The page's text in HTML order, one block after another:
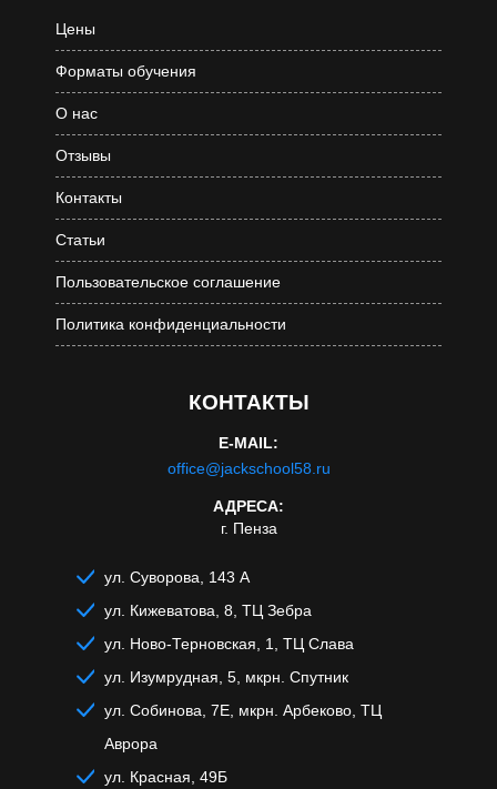
Цены
Форматы обучения
О нас
Отзывы
Контакты
Статьи
Пользовательское соглашение
Политика конфиденциальности
КОНТАКТЫ
E-MAIL:
office@jackschool58.ru
АДРЕСА:
г. Пенза
ул. Суворова, 143 А
ул. Кижеватова, 8, ТЦ Зебра
ул. Ново-Терновская, 1, ТЦ Слава
ул. Изумрудная, 5, мкрн. Спутник
ул. Собинова, 7Е, мкрн. Арбеково, ТЦ
Аврора
ул. Красная, 49Б